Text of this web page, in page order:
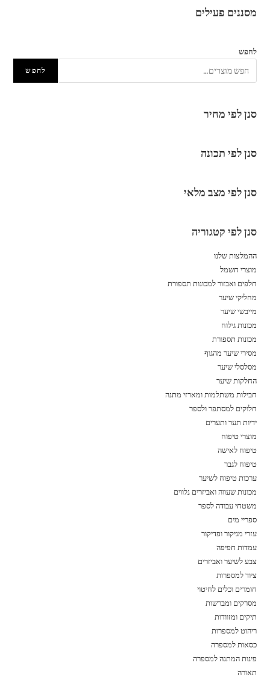
מסננים פעילים
לחפש
לחפש
סנן לפי מחיר
סנן לפי תכונה
סנן לפי מצב מלאי
סנן לפי קטגוריה
ההמלצות שלנו
מוצרי חשמל
חלפים ואבזור למכונות תספורת
מחליקי שיער
מייבשי שיער
מכונות גילוח
מכונות תספורת
מסירי שיער מהגוף
מסלסלי שיער
החלקות שיער
חבילות משתלמות ומארזי מתנה
חלוקים למסתפר ולספר
ידיות תער ותערים
מוצרי טיפוח
טיפוח לאישה
טיפוח לגבר
ערכות טיפוח לשיער
מכונות שעווה ואביזרים נלווים
משטחי עבודה לספר
ספריי מים
עזרי מניקור ופדיקור
עמדות חפיפה
צבע לשיער ואביזרים
ציוד למספרות
חומרים וכלים לחיטוי
מסרקים ומברשות
תיקים ומזוודות
ריהוט למספרות
כסאות למספרה
פינות המתנה למספרה
תאורה